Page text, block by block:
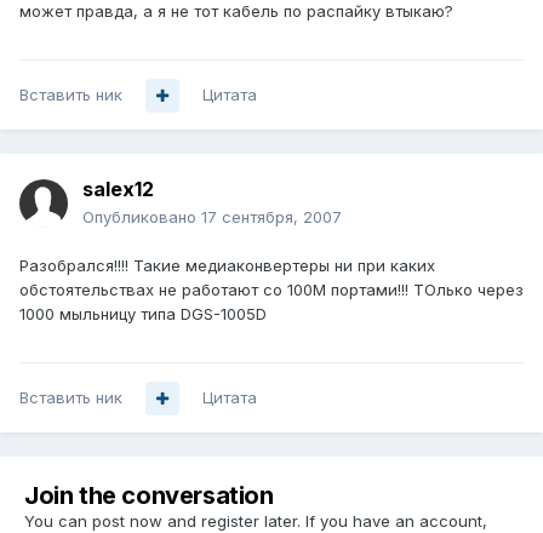
может правда, а я не тот кабель по распайку втыкаю?
Вставить ник Цитата
salex12
Опубликовано 17 сентября, 2007
Разобрался!!!! Такие медиаконвертеры ни при каких
обстоятельствах не работают со 100М портами!!! ТОлько через
1000 мыльницу типа DGS-1005D
Вставить ник Цитата
Join the conversation
You can post now and register later. If you have an account,